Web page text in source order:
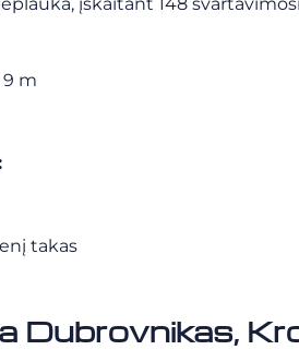
9 m
takas
Dubrovnikas,